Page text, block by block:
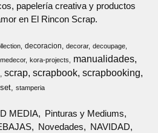
papelería creativa y productos
en El Rincon Scrap.
decoracion decorar
decoupage
kora-projects manualidades
scrap scrapbook scrapbooking
set stamperia
MEDIA
Pinturas y Mediums
Novedades
NAVIDAD